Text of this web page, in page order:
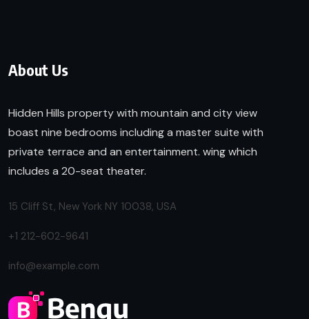
About Us
Hidden Hills property with mountain and city view
boast nine bedrooms including a master suite with
private terrace and an entertainment. wing which
includes a 20-seat theater.
15 Cliff St, New York NY 10038, USA
+1 212-602-9641
info@example.com